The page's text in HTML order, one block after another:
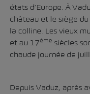
états d’Europe. À
château et le siège
la colline. Les vieux
et au 17ème siècles
chaude journée de
Depuis Vaduz, après